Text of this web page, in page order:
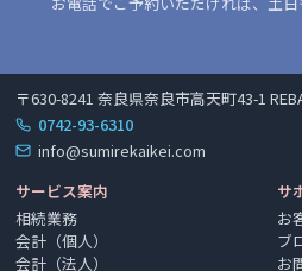
〒630-8241 奈良県奈良市高天町43-1
0742-93-6310
info@sumirekaikei.com
サービス案内
相続業務
会計（個人）
会計（法人）
サ
お
ブ
お